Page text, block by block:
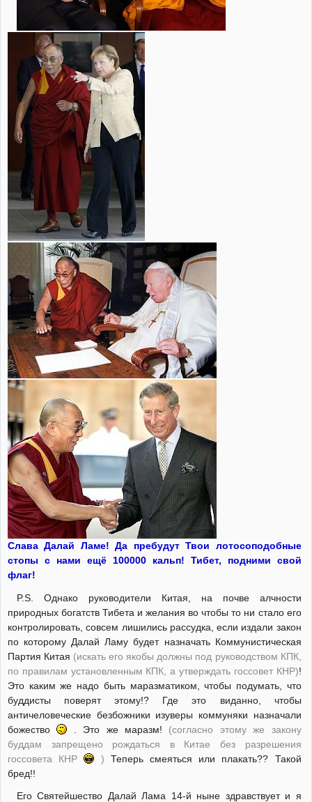
Слава Далай Ламе! Да пребудут Твои лотосоподобные
стопы с нами ещё 100000 кальп! Тибет, подними свой
флаг!
P.S. Однако руководители Китая, на почве алчности
природных богатств Тибета и желания во чтобы то ни стало его
контролировать, совсем лишились рассудка, если издали закон
по которому Далай Ламу будет назначать Коммунистическая
Партия Китая (искать его якобы должны под руководством КПК,
по правилам установленным КПК, а утверждать госсовет КНР)!
Это каким же надо быть маразматиком, чтобы подумать, что
буддисты поверят этому!? Где это виданно, чтобы
античеловеческие безбожники изуверы коммуняки назначали
божество
. Это же маразм! (согласно этому же закону
буддам запрещено рождаться в Китае без разрешения
госсовета КНР
) Теперь смеяться или плакать?? Такой
бред!!
Его Святейшество Далай Лама 14-й ныне здравствует и я